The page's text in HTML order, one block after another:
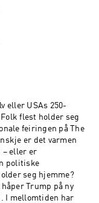
eller USAs 250-
flest holder seg
feiringen på The
er det varmen
– eller er
politiske
seg hjemme?
håper Trump på ny
I mellomtiden har